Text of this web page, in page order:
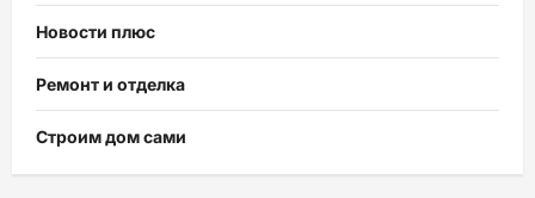
Новости плюс
Ремонт и отделка
Строим дом сами